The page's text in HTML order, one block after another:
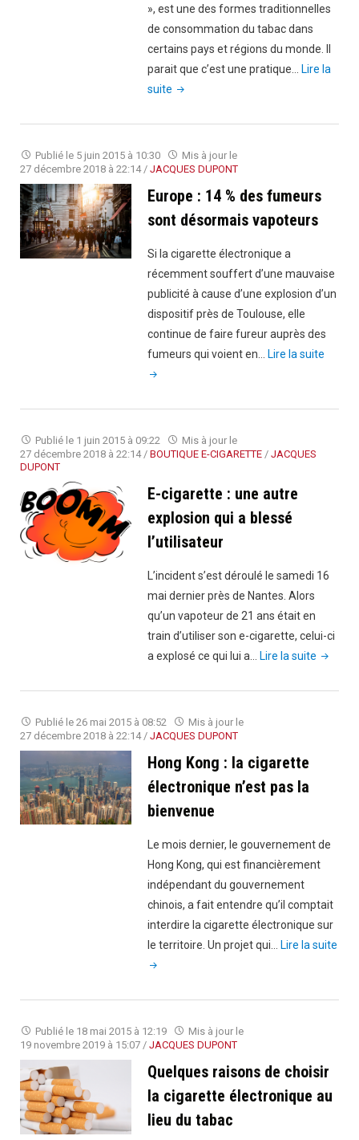
électronique"
», est une des formes traditionnelles
de consommation du tabac dans
certains pays et régions du monde. Il
parait que c’est une pratique…
Lire la
suite "Zoom
la
chicha
électronique"
Publié le 5 juin 2015 à 10:30
Mis à jour le
27 décembre 2018 à 22:14 / JACQUES DUPONT
Europe : 14 % des fumeurs
sont désormais vapoteurs
Si la cigarette électronique a
récemment souffert d’une mauvaise
publicité à cause d’une explosion d’un
dispositif près de Toulouse, elle
continue de faire fureur auprès des
fumeurs qui voient en…
Lire la suite
%
Publié le 1 juin 2015 à 09:22
Mis à jour le
27 décembre 2018 à 22:14 / BOUTIQUE E-CIGARETTE / JACQUES
DUPONT
E-cigarette : une autre
explosion qui a blessé
l’utilisateur
L’incident s’est déroulé le samedi 16
mai dernier près de Nantes. Alors
qu’un vapoteur de 21 ans était en
train d’utiliser son e-cigarette, celui-ci
a explosé ce qui lui a…
Lire la suite "E-
:
Publié le 26 mai 2015 à 08:52
Mis à jour le
27 décembre 2018 à 22:14 / JACQUES DUPONT
Hong Kong : la cigarette
électronique n’est pas la
bienvenue
Le mois dernier, le gouvernement de
Hong Kong, qui est financièrement
indépendant du gouvernement
chinois, a fait entendre qu’il comptait
interdire la cigarette électronique sur
le territoire. Un projet qui…
Lire la suite
la
Publié le 18 mai 2015 à 12:19
Mis à jour le
19 novembre 2019 à 15:07 / JACQUES DUPONT
Quelques raisons de choisir
la cigarette électronique au
lieu du tabac